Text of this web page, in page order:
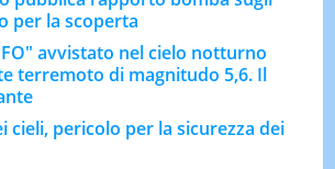
per la scoperta
avvistato nel cielo notturno
terremoto di magnitudo 5,6. Il
cieli, pericolo per la sicurezza dei